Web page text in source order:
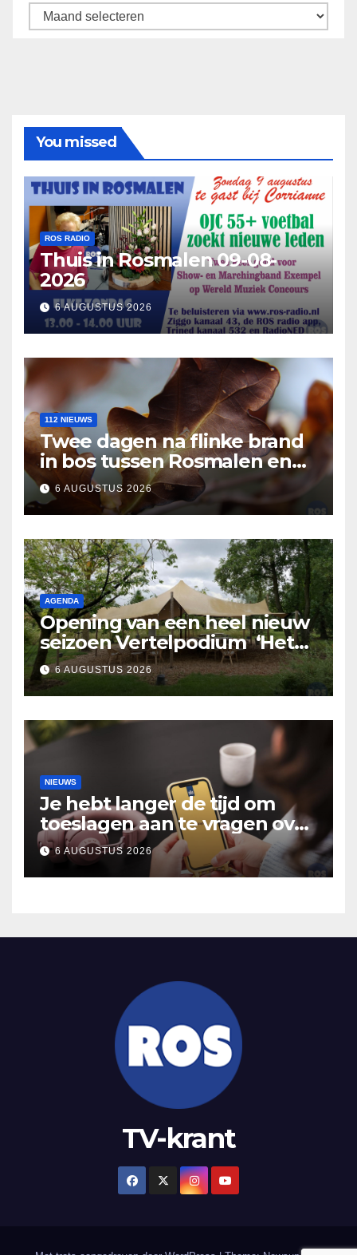
Archief
You missed
ROS RADIO
Thuis in Rosmalen 09-08-
2026
6 AUGUSTUS 2026
112 NIEUWS
Twee dagen na flinke brand
in bos tussen Rosmalen en
Nuland
6 AUGUSTUS 2026
AGENDA
Opening van een heel nieuw
seizoen Vertelpodium ‘Het
Lopende Vuur’. Landelijke
verhalen in Bomentuin D’n
Hooidonk
6 AUGUSTUS 2026
NIEUWS
Je hebt langer de tijd om
toeslagen aan te vragen over
2025
6 AUGUSTUS 2026
TV-krant